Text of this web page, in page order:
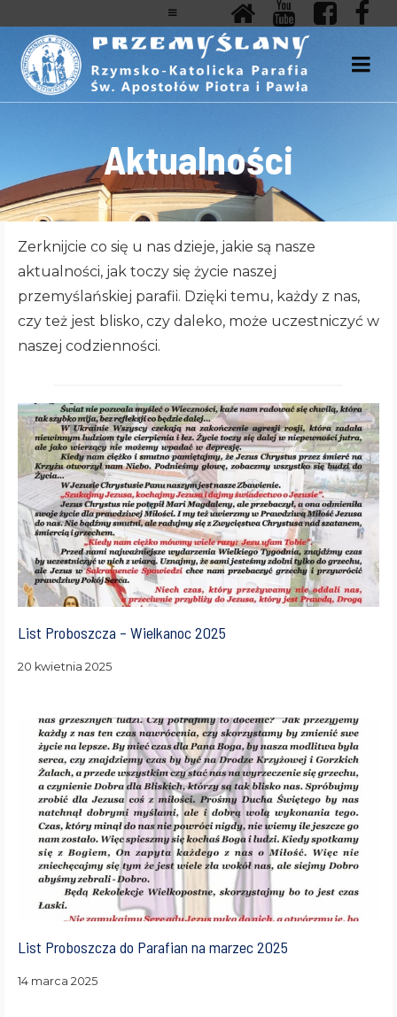
Aktualności
Zerknijcie co się u nas dzieje, jakie są nasze
aktualności, jak toczy się życie naszej
przemyślańskiej parafii. Dzięki temu, każdy z nas,
czy też jest blisko, czy daleko, może uczestniczyć w
naszej codzienności.
List Proboszcza – Wielkanoc 2025
20 kwietnia 2025
List Proboszcza do Parafian na marzec 2025
14 marca 2025